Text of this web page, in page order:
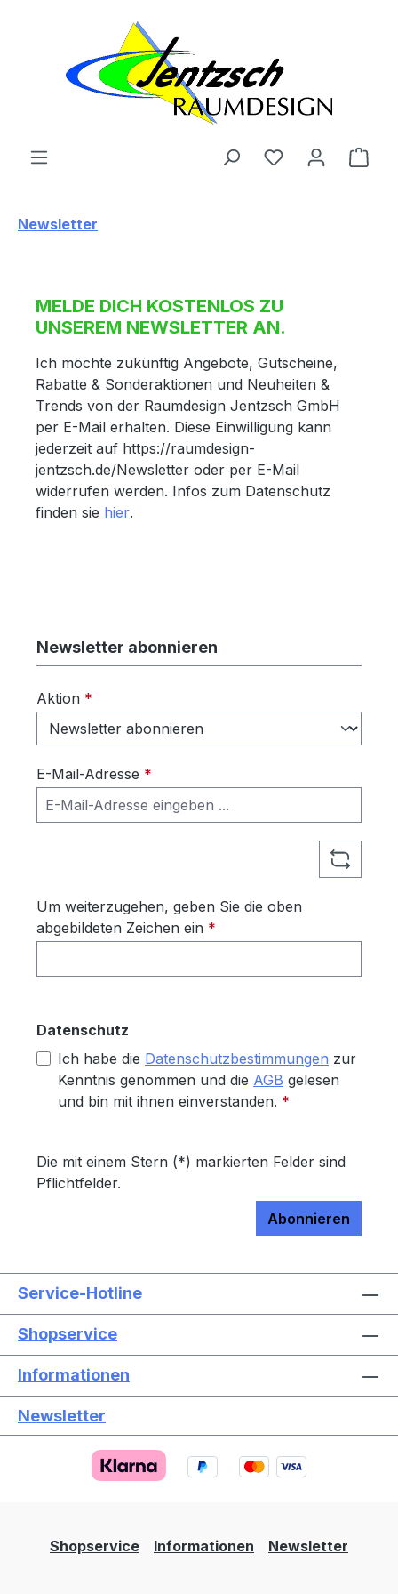
Zum Hauptinhalt springen
Newsletter
MELDE DICH KOSTENLOS ZU
UNSEREM NEWSLETTER AN.
Ich möchte zukünftig Angebote, Gutscheine,
Rabatte & Sonderaktionen und Neuheiten &
Trends von der Raumdesign Jentzsch GmbH
per E-Mail erhalten. Diese Einwilligung kann
jederzeit auf https://raumdesign-
jentzsch.de/Newsletter oder per E-Mail
widerrufen werden. Infos zum Datenschutz
finden sie hier.
Newsletter abonnieren
Aktion *
E-Mail-Adresse *
Um weiterzugehen, geben Sie die oben
abgebildeten Zeichen ein *
Datenschutz
Ich habe die Datenschutzbestimmungen zur
Kenntnis genommen und die AGB gelesen
und bin mit ihnen einverstanden. *
Die mit einem Stern (*) markierten Felder sind
Pflichtfelder.
Abonnieren
Service-Hotline
Shopservice
Informationen
Newsletter
Shopservice Informationen Newsletter
Text vergrößern
Farben invertieren Monochrom